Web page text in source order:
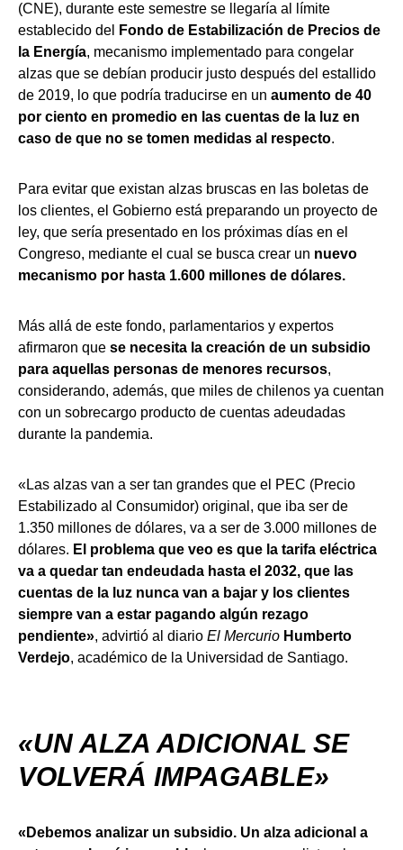
(CNE), durante este semestre se llegaría al límite
establecido del
Fondo de Estabilización de Precios de
la Energía, mecanismo implementado para congelar
alzas que se debían producir justo después del estallido
de 2019, lo que podría traducirse en un aumento de 40
por ciento en promedio en las cuentas de la luz en
caso de que no se tomen medidas al respecto.
Para evitar que existan alzas bruscas en las boletas de
los clientes, el Gobierno está preparando un proyecto de
ley, que sería presentado en los próximas días en el
Congreso, mediante el cual se busca crear un nuevo
mecanismo por hasta 1.600 millones de dólares.
Más allá de este fondo, parlamentarios y expertos
afirmaron que se necesita la creación de un subsidio
para aquellas personas de menores recursos,
considerando, además, que miles de chilenos ya cuentan
con un sobrecargo producto de cuentas adeudadas
durante la pandemia.
«Las alzas van a ser tan grandes que el PEC (Precio
Estabilizado al Consumidor) original, que iba ser de
1.350 millones de dólares, va a ser de 3.000 millones de
dólares. El problema que veo es que la tarifa eléctrica
va a quedar tan endeudada hasta el 2032, que las
cuentas de la luz nunca van a bajar y los clientes
siempre van a estar pagando algún rezago
pendiente», advirtió al diario El Mercurio Humberto
Verdejo, académico de la Universidad de Santiago.
«UN ALZA ADICIONAL SE
VOLVERÁ IMPAGABLE»
«Debemos analizar un subsidio. Un alza adicional a